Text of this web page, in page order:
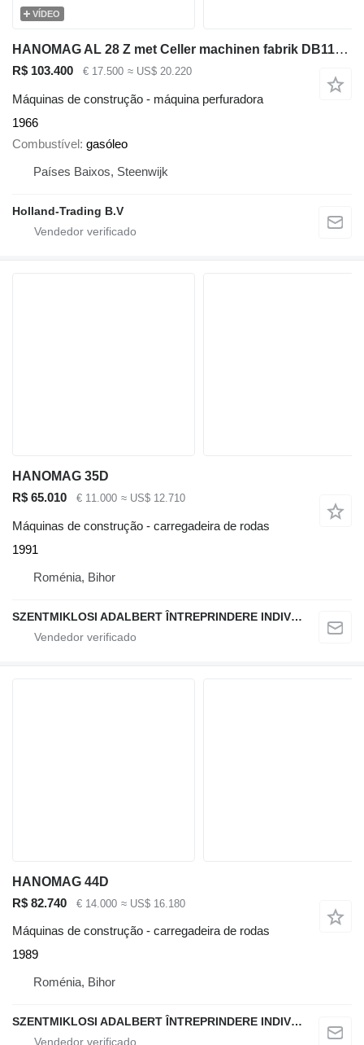
VÍDEO
HANOMAG AL 28 Z met Celler machinen fabrik DB114 - 30
R$ 103.400 € 17.500 ≈ US$ 20.220
Máquinas de construção - máquina perfuradora
1966
Combustível gasóleo
Países Baixos, Steenwijk
Holland-Trading B.V
HANOMAG 35D
R$ 65.010
€ 11.000 ≈ US$ 12.710
Máquinas de construção - carregadeira de rodas
1991
Roménia, Bihor
SZENTMIKLOSI ADALBERT ÎNTREPRINDERE INDIVIDUALĂ
HANOMAG 44D
R$ 82.740
€ 14.000 ≈ US$ 16.180
Máquinas de construção - carregadeira de rodas
1989
Roménia, Bihor
SZENTMIKLOSI ADALBERT ÎNTREPRINDERE INDIVIDUALĂ